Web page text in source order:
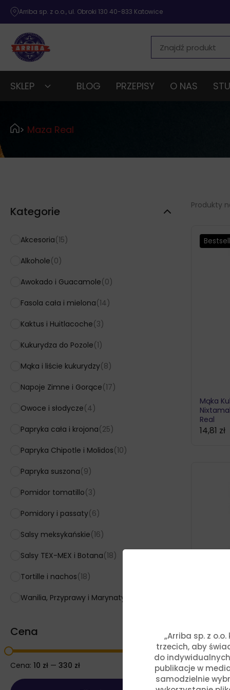
„Arriba sp. z
trzecich, aby
do
publikacje w
samodzielnie
Arriba sp. z o.o., ul. Obroki 130 40-833 Katowice
SKLEP BLOG PRZEPISY O NAS
> Maza Real
Kategorie
Akcesoria(15)
Alkohole(0)
Awokado i Guacamole(0)
Fasola cała i mielona(14)
Kaktus i Huitlacoche(3)
Kukurydza do Pozole(1)
Mąka i liście kukurydzy(8)
Napoje Zimne i Gorące(17)
Owoce i słodycze(4)
Papryka cała i krojona(25)
Papryka Chipotle i Molidos(10)
Papryka suszona(9)
Pomidor tomatillo(3)
Pomidory i passaty(6)
Salsy meksykańskie(16)
Salsy TEX-MEX i Botana(18)
Tortille i nachos(18)
Wanilia, Przyprawy i Marynaty
Cena
Cena: 10 zł — 330 zł
Produkty
Mąka
Real
14,81 zł
Mąka
Real
322,40